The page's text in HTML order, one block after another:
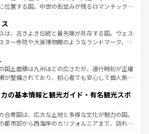
ンス料理はユネスコ無形文化遺産にも登録されて
ラベンダー畑など、多彩な楽しみ方が可能だ。さ
リ以外の地域にも魅力が溢れており、どの街角に
歴史と文化が息づいている。パリ以外の個性あふ
てほしい。
位置する国。中世の街並みが残るロマンチック街
この国は、どこを歩いても飽きることがない。ベ
文化的活気、バイエルン州のアルプスの絶景、そ
ン川沿いのワイン畑といった風景は必見。ビール
きな人にはぜひ体験してほしい。 なお、新着の
報はコンテンツ一覧を参照してほしい。
は、古きよき伝統と最先端が共存する国。ウェス
ター寺院や大英博物館のようなランドマーク、歴
に異なる魅力がある。また、優雅なアフタヌーン
ビール好きにはたまらない英国パブ、サッカー観
本場だからこそできる体験も豊富。イギリスを旅
を参照してほしい。
国土面積は九州ほどの広さだが、運行時刻が正確
が整備されており、初心者でも安心して個人旅行
そのまま残る町や、スイスならではのユニークな
あり、アルプス観光だけでなく町歩きも満喫する
きる。国民の所得が高いため物価も高いが、旅行
交通パス提供のサービスもあり、うまく活用すれ
の基本情報と観光ガイド・有名観光スポ
合衆国は、広大な土地と多様な文化が魅力の国。
都市部から西海岸のカリフォルニアまで、訪れる